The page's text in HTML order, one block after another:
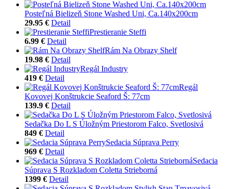
Posteľná Bielizeň Stone Washed Uni, Ca.140x200cm
29.95 € Detail
Prestieranie Steffi
6.99 € Detail
Rám Na Obrazy Shelf
19.98 € Detail
Regál Industry
419 € Detail
Regál
Kovovej Konštrukcie Seaford Š: 77cm
139.9 € Detail
Sedačka Do L S Úložným Priestorom Falco, Svetlosivá
849 € Detail
Sedacia Súprava Perry
969 € Detail
Sedacia
Súprava S Rozkladom Coletta Strieborná
1399 € Detail